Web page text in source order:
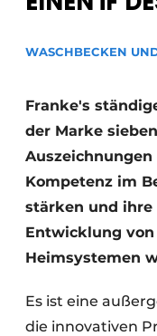
Datenschutz
Videos
Möbelbeschläge
WASCHBECKEN
Franke's
der Marke
Kompetenz im
stärken und ihre
Entwicklung
Heimsystemen
Es ist eine
die innovativen